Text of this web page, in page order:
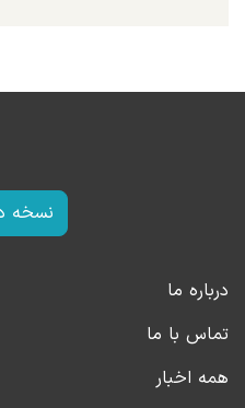
نسخه
درباره ما
تماس با ما
همه اخبار